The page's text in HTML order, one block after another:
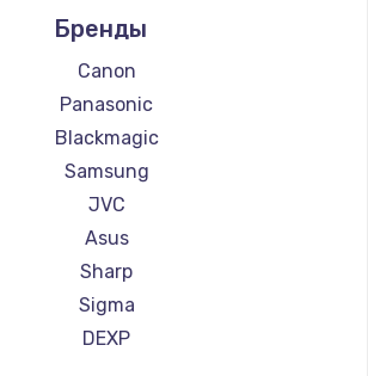
Заказать
звуковой карты
от 1100 руб.
Заказать
цепей питания
от 2500 руб.
Заказать
шлейфа матрицы
Бренды
Canon
Panasonic
Blackmagic
Samsung
JVC
Asus
Sharp
Sigma
DEXP